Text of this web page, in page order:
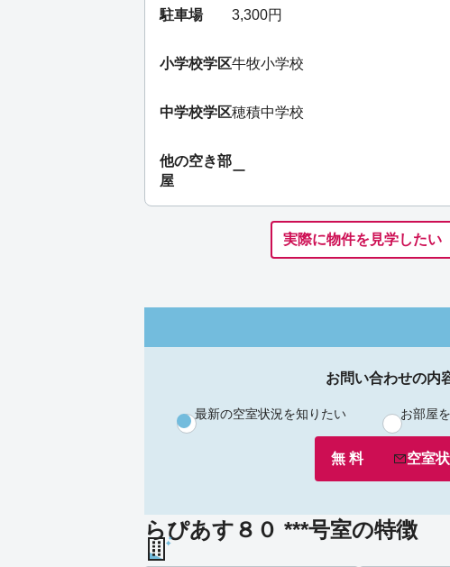
駐車場 3,300円
小学校学区牛牧小学校
中学校学区穂積中学校
他の空き部
屋
ー
実際に物件を見学したい
お問い合わせの内
最新の空室状況を知りたい お部屋
無 料 空室
らぴあす８０ ***号室の特徴